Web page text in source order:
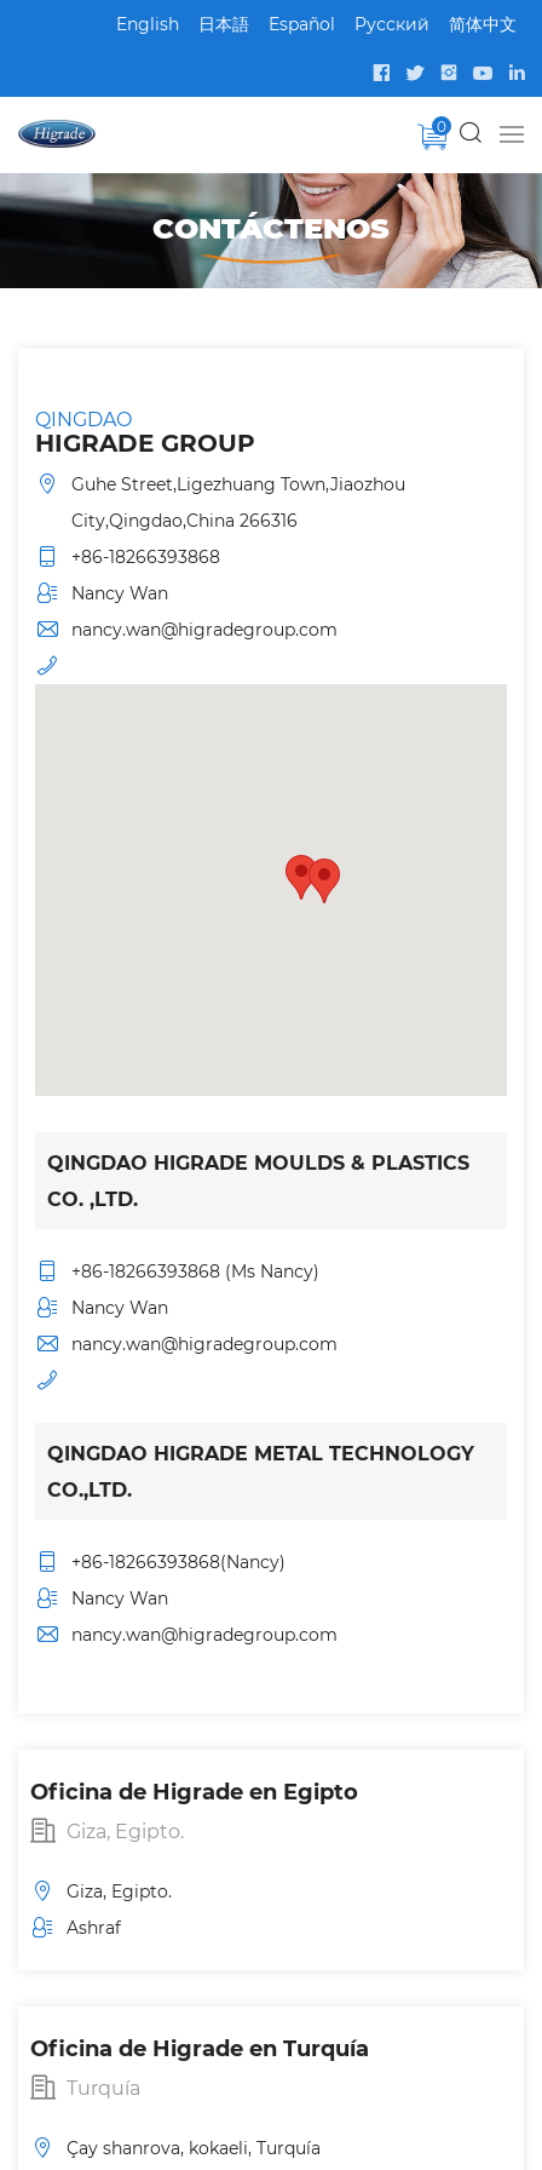
English 日本語 Español Pусский 简体中文
0
CONTÁCTENOS
QINGDAO
HIGRADE GROUP
Guhe Street,Ligezhuang Town,Jiaozhou
City,Qingdao,China 266316
+86-18266393868
Nancy Wan
nancy.wan@higradegroup.com
QINGDAO HIGRADE MOULDS & PLASTICS
CO. ,LTD.
+86-18266393868 (Ms Nancy)
Nancy Wan
nancy.wan@higradegroup.com
QINGDAO HIGRADE METAL TECHNOLOGY
CO.,LTD.
+86-18266393868(Nancy)
Nancy Wan
nancy.wan@higradegroup.com
Oficina de Higrade en Egipto
Giza, Egipto.
Giza, Egipto.
Ashraf
Oficina de Higrade en Turquía
Turquía
Çay shanrova, kokaeli, Turquía